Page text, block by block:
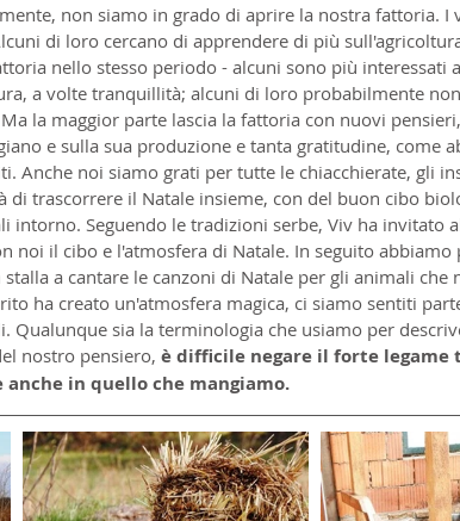
non siamo in grado di aprire la nostra fattoria. I
di loro cercano di apprendere di più
nello stesso periodo - alcuni sono più interessati
a volte tranquillità; alcuni di loro probabilmente
la maggior parte lascia la fattoria con nuovi
e sulla sua produzione e tanta gratitudine, come
Anche noi siamo grati per tutte le chiacchierate, gli
trascorrere il Natale insieme, con del buon cibo
intorno. Seguendo le tradizioni serbe, Viv ha invitato
noi il cibo e l'atmosfera di Natale. In seguito abbiamo
a cantare le canzoni di Natale per gli animali che
ha creato un'atmosfera magica, ci siamo sentiti
Qualunque sia la terminologia che usiamo per
nostro pensiero, è difficile negare il forte legame
in quello che mangiamo.